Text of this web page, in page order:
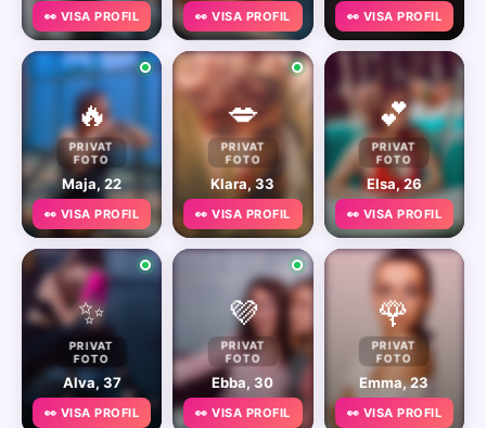
👀 VISA PROFIL 👀 VISA PROFIL 👀 VISA PROFIL
🔥
PRIVAT
FOTO
Maja, 22
👀 VISA PROFIL
💋
PRIVAT
FOTO
Klara, 33
👀 VISA PROFIL
💕
PRIVAT
FOTO
Elsa, 26
👀 VISA PROFIL
✨
PRIVAT
FOTO
Alva, 37
👀 VISA PROFIL
💜
PRIVAT
FOTO
Ebba, 30
👀 VISA PROFIL
🌹
PRIVAT
FOTO
Emma, 23
👀 VISA PROFIL